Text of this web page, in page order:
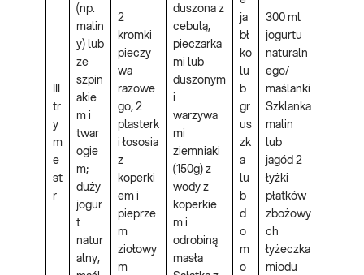
tr
y
m
e
st
r
(np.
malin
y) lub
ze
szpin
akie
m i
twar
ogie
m;
duży
jogur
t
natur
alny,
2
kromki
pieczy
wa
razowe
go, 2
plasterk
i łososia
z
koperki
em i
pieprze
m
ziołowy
m
duszona z
cebulą,
pieczarka
mi lub
duszonym
i
warzywa
mi
ziemniaki
(150g) z
wody z
koperkie
m i
odrobiną
masła
ja
bł
ko
lu
b
gr
us
zk
a
lu
b
d
o
m
o
300 ml
jogurtu
naturaln
ego/
maślanki
Szklanka
malin
lub
jagód 2
łyżki
płatków
zbożowy
ch
łyżeczka
miodu